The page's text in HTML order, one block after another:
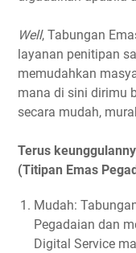
Well, Tabungan
layanan penitipan
memudahkan
mana di sini dirimu
secara mudah,
Terus
(Titipan Emas
Mudah:
Pegadaian dan
Digital Service